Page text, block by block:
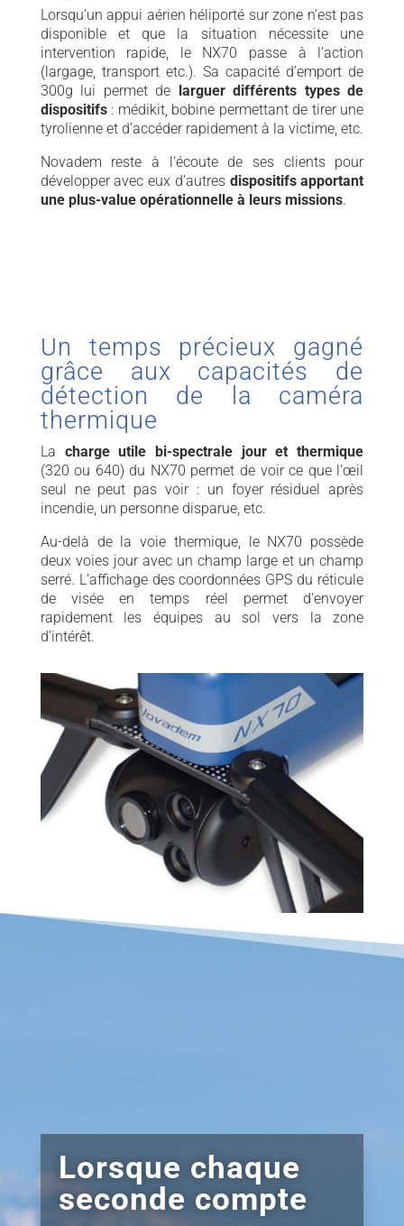
Lorsqu’un appui aérien héliporté sur zone n’est pas
disponible et que la situation nécessite une
intervention rapide, le NX70 passe à l’action
(largage, transport etc.). Sa capacité d’emport de
300g lui permet de
larguer différents types de
dispositifs : médikit, bobine permettant de tirer une
tyrolienne et d’accéder rapidement à la victime, etc.
Novadem reste à l’écoute de ses clients pour
développer avec eux d’autres dispositifs apportant
une plus-value opérationnelle à leurs missions.
Un temps précieux gagné
grâce aux capacités de
détection de la caméra
thermique
La charge utile bi-spectrale jour et thermique
(320 ou 640) du NX70 permet de voir ce que l’œil
seul ne peut pas voir : un foyer résiduel après
incendie, un personne disparue, etc.
Au-delà de la voie thermique, le NX70 possède
deux voies jour avec un champ large et un champ
serré. L’affichage des coordonnées GPS du réticule
de visée en temps réel permet d’envoyer
rapidement les équipes au sol vers la zone
d’intérêt.
Lorsque chaque
seconde compte